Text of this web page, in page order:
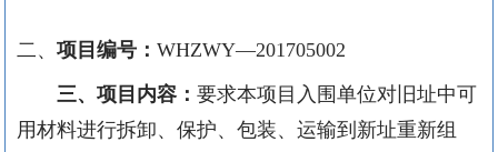
二、 项目编号： WHZWY—201705002
三、项目内容： 要求本项目入围单位对旧址中可
用材料进行拆卸、保护、包装、运输到新址重新组